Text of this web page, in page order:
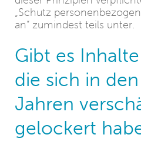
„Schutz
an“ zumindest teils unter.
Gibt es
die sich in
Jahren
gelockert